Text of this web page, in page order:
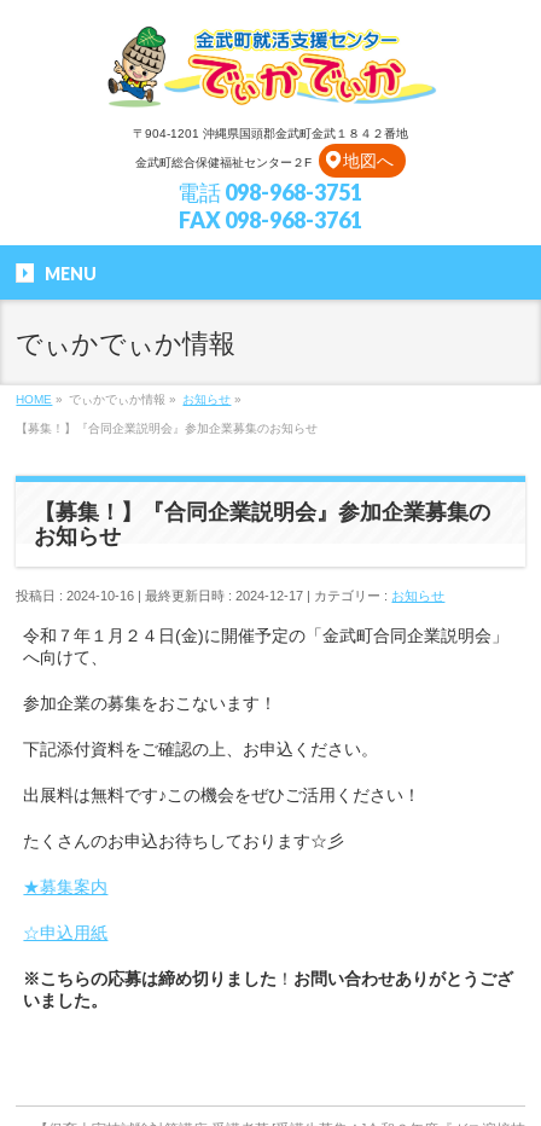
〒904-1201 沖縄県国頭郡金武町金武１８４２番地
金武町総合保健福祉センター２F 地図へ
電話 098-968-3751
FAX 098-968-3761
MENU
でぃかでぃか情報
HOME » でぃかでぃか情報 » お知らせ »
【募集！】『合同企業説明会』参加企業募集のお知らせ
【募集！】『合同企業説明会』参加企業募集の
お知らせ
投稿日 : 2024-10-16 最終更新日時 : 2024-12-17 カテゴリー : お知らせ
令和７年１月２４日(金)に開催予定の「金武町合同企業説明会」
へ向けて、
参加企業の募集をおこないます！
下記添付資料をご確認の上、お申込ください。
出展料は無料です♪この機会をぜひご活用ください！
たくさんのお申込お待ちしております☆彡
★募集案内
☆申込用紙
※こちらの応募は締め切りました ！ お問い合わせありがとうござ
いました。